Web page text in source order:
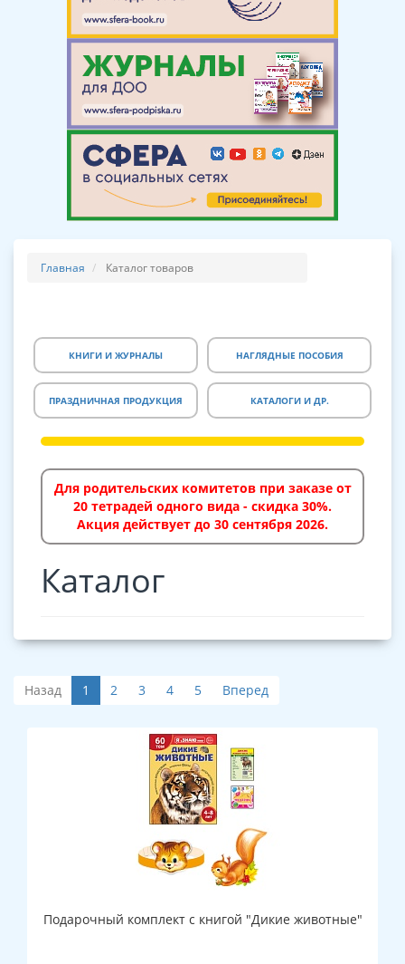
Главная Каталог товаров
КНИГИ И ЖУРНАЛЫ НАГЛЯДНЫЕ ПОСОБИЯ
ПРАЗДНИЧНАЯ ПРОДУКЦИЯ КАТАЛОГИ И ДР.
Для родительских комитетов при заказе от
20 тетрадей одного вида - скидка 30%.
Акция действует до 30 сентября 2026.
Каталог
Назад 1 2 3 4 5 Вперед
Подарочный комплект с книгой "Дикие животные"